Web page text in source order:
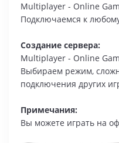
Multiplayer - Online
Подключаемся к
Создание сервера:
Multiplayer - Online
Выбираем режим,
подключения других
Примечания:
Вы можете играть на